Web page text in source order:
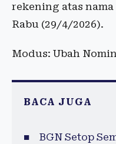
rekening atas
Rabu (29/4/2026).
Modus: Ubah
BACA JUGA
BGN Setop